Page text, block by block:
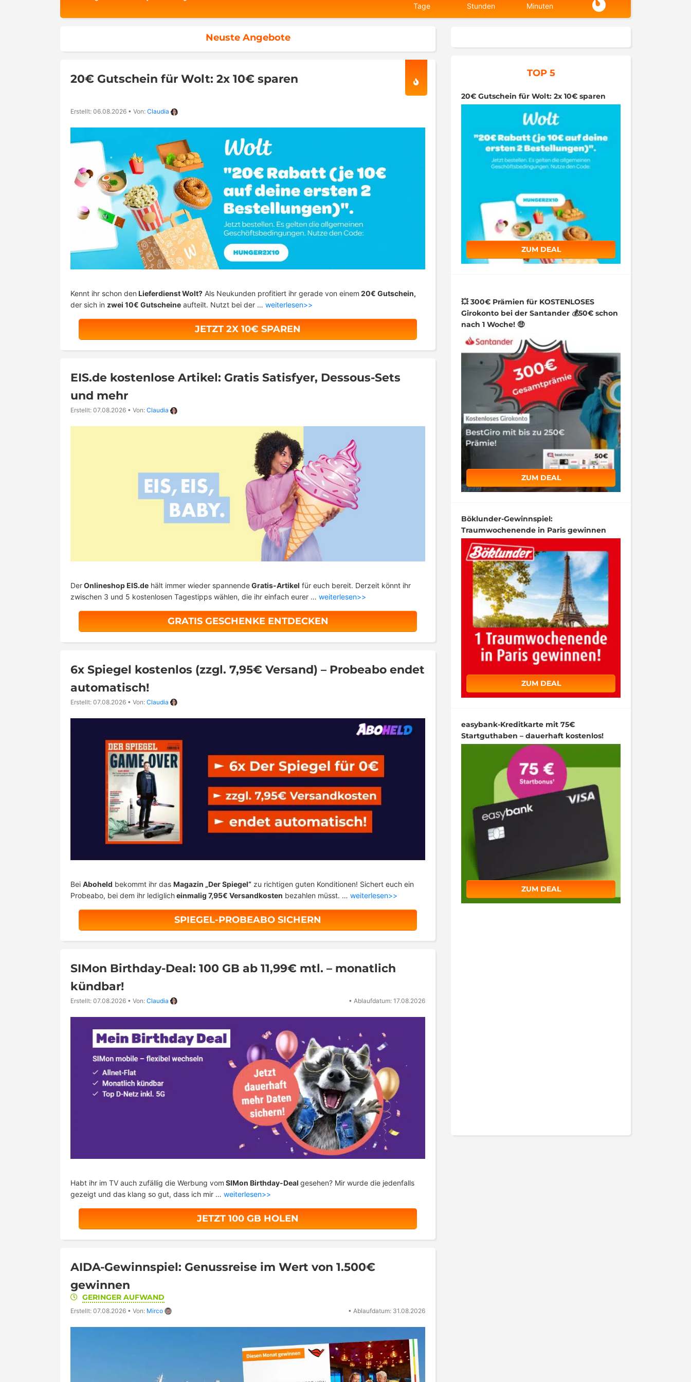
Tage Stunden Minuten
Neuste Angebote
20€ Gutschein für Wolt: 2x 10€ sparen
Erstellt: 06.08.2026 • Von: Claudia
Kennt ihr schon den Lieferdienst Wolt? Als Neukunden profitiert ihr gerade von einem 20€ Gutschein,
der sich in zwei 10€ Gutscheine aufteilt. Nutzt bei der … weiterlesen>>
JETZT 2X 10€ SPAREN
EIS.de kostenlose Artikel: Gratis Satisfyer, Dessous-Sets
und mehr
Erstellt: 07.08.2026 • Von: Claudia
DerOnlineshop EIS.de hält immer wieder spannendeGratis-Artikel für euch bereit. Derzeit könnt ihr
zwischen 3 und 5 kostenlosen Tagestipps wählen, die ihr einfach eurer … weiterlesen>>
GRATIS GESCHENKE ENTDECKEN
6x Spiegel kostenlos (zzgl. 7,95€ Versand) – Probeabo endet
automatisch!
Erstellt: 07.08.2026 • Von: Claudia
Bei Aboheld bekommt ihr das Magazin „Der Spiegel“ zu richtigen guten Konditionen! Sichert euch ein
Probeabo, bei dem ihr lediglicheinmalig 7,95€ Versandkosten bezahlen müsst. … weiterlesen>>
SPIEGEL-PROBEABO SICHERN
SIMon Birthday-Deal: 100 GB ab 11,99€ mtl. – monatlich
kündbar!
Erstellt: 07.08.2026 • Von: Claudia • Ablaufdatum: 17.08.2026
Habt ihr im TV auch zufällig die Werbung vom SIMon Birthday-Deal gesehen? Mir wurde die jedenfalls
gezeigt und das klang so gut, dass ich mir … weiterlesen>>
JETZT 100 GB HOLEN
AIDA-Gewinnspiel: Genussreise im Wert von 1.500€
gewinnen
GERINGER AUFWAND
Erstellt: 07.08.2026 • Von: Mirco • Ablaufdatum: 31.08.2026
TOP 5
20€ Gutschein für Wolt: 2x 10€ sparen
ZUM DEAL
💥 300€ Prämien für KOSTENLOSES
Girokonto bei der Santander 💰50€ schon
nach 1 Woche! 🤑
ZUM DEAL
Böklunder-Gewinnspiel:
Traumwochenende in Paris gewinnen
ZUM DEAL
easybank-Kreditkarte mit 75€
Startguthaben – dauerhaft kostenlos!
ZUM DEAL